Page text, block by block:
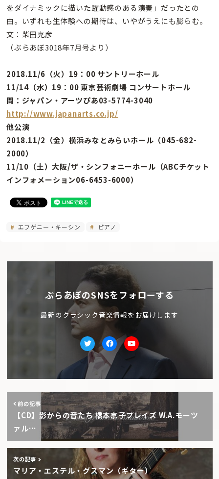
をダイナミックに描いた躍動感のある演奏」だったとの
由。いずれも生体験への期待は、いやがうえにも膨らむ。
文：柴田克彦
（ぶらあぼ3018年7月号より）
2018.11/6（火）19：00 サントリーホール
11/14（水）19：00 東京芸術劇場 コンサートホール
問：ジャパン・アーツぴあ03-5774-3040
http://www.japanarts.co.jp/
他公演
2018.11/2（金）横浜みなとみらいホール（045-682-
2000）
11/10（土）大阪/ザ・シンフォニーホール（ABCチケット
インフォメーション06-6453-6000）
エフゲニー・キーシン ピアノ
ぶらあぼのSNSをフォローする
最新のクラシック音楽情報をお届けします
TwitterfacebookYoutube
前の記事
【CD】影からの音たち 橋本京子プレイズ W.A.モーツ
ァル…
次の記事
マリア・エステル・グスマン（ギター）